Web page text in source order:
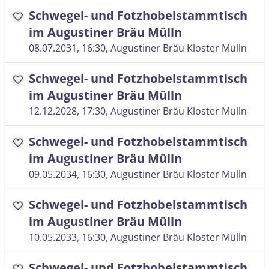
favorite Schwegel- und Fotzhobelstammtisch
im Augustiner Bräu Mülln
08.07.2031, 16:30, Augustiner Bräu Kloster Mülln
favorite Schwegel- und Fotzhobelstammtisch
im Augustiner Bräu Mülln
12.12.2028, 17:30, Augustiner Bräu Kloster Mülln
favorite Schwegel- und Fotzhobelstammtisch
im Augustiner Bräu Mülln
09.05.2034, 16:30, Augustiner Bräu Kloster Mülln
favorite Schwegel- und Fotzhobelstammtisch
im Augustiner Bräu Mülln
10.05.2033, 16:30, Augustiner Bräu Kloster Mülln